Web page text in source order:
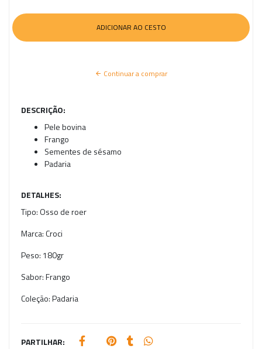
Continuar a comprar
DESCRIÇÃO:
Pele bovina
Frango
Sementes de sésamo
Padaria
DETALHES:
Tipo: Osso de roer
Marca:Croci
Peso: 180gr
Sabor:Frango
Coleção:Padaria
PARTILHAR: